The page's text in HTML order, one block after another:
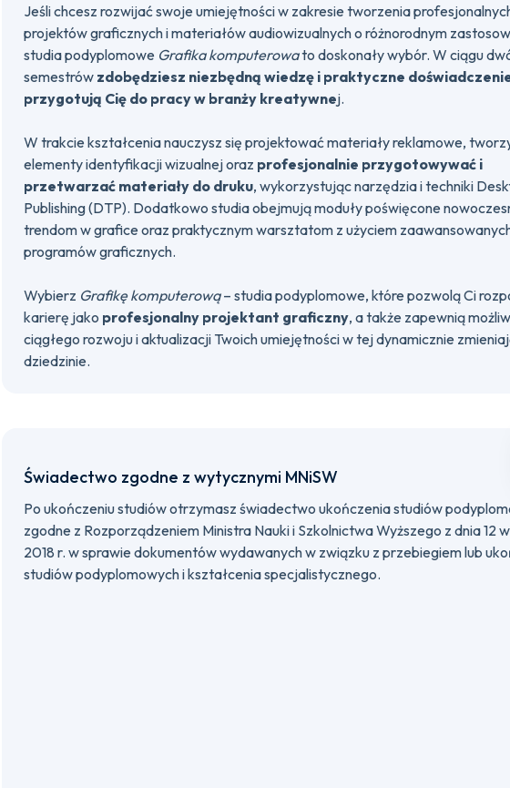
Jeśli chcesz rozwijać swoje umiejętności w zakresie tworzenia
projektów graficznych i materiałów audiowizualnych o różnorodnym
studia podyplomowe Grafika komputerowato doskonały wybór. W ciągu
semestrów zdobędziesz niezbędną wiedzę i praktyczne
przygotują Cię do pracy w branży kreatywnej.
W trakcie kształcenia nauczysz się projektować materiały reklamowe,
elementy identyfikacji wizualnej oraz profesjonalnie przygotowywać i
przetwarzać materiały do druku, wykorzystując narzędzia i techniki
Publishing (DTP). Dodatkowo studia obejmują moduły poświęcone
trendom w grafice oraz praktycznym warsztatom z użyciem
programów graficznych.
Wybierz Grafikę komputerową– studia podyplomowe, które pozwolą Ci
karierę jako profesjonalny projektant graficzny, a także zapewnią
ciągłego rozwoju i aktualizacji Twoich umiejętności w tej dynamicznie
dziedzinie.
Świadectwo zgodne z wytycznymi MNiSW
Po ukończeniu studiów otrzymasz świadectwo ukończenia studiów
zgodne z Rozporządzeniem Ministra Nauki i Szkolnictwa Wyższego z dnia 12
2018 r. w sprawie dokumentów wydawanych w związku z przebiegiem lub
studiów podyplomowych i kształcenia specjalistycznego.